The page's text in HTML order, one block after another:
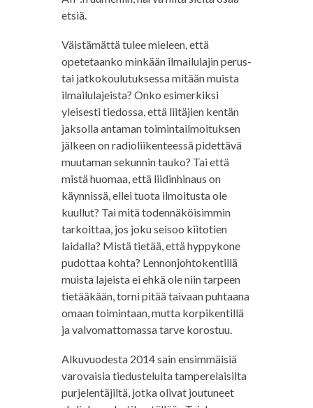
etsiä.
Väistämättä tulee mieleen, että
opetetaanko minkään ilmailulajin perus-
tai jatkokoulutuksessa mitään muista
ilmailulajeista? Onko esimerkiksi
yleisesti tiedossa, että liitäjien kentän
jaksolla antaman toimintailmoituksen
jälkeen on radioliikenteessä pidettävä
muutaman sekunnin tauko? Tai että
mistä huomaa, että liidinhinaus on
käynnissä, ellei tuota ilmoitusta ole
kuullut? Tai mitä todennäköisimmin
tarkoittaa, jos joku seisoo kiitotien
laidalla? Mistä tietää, että hyppykone
pudottaa kohta? Lennonjohtokentillä
muista lajeista ei ehkä ole niin tarpeen
tietääkään, torni pitää taivaan puhtaana
omaan toimintaan, mutta korpikentillä
ja valvomattomassa tarve korostuu.
Alkuvuodesta 2014 sain ensimmäisiä
varovaisia tiedusteluita tamperelaisilta
purjelentäjiltä, jotka olivat joutuneet